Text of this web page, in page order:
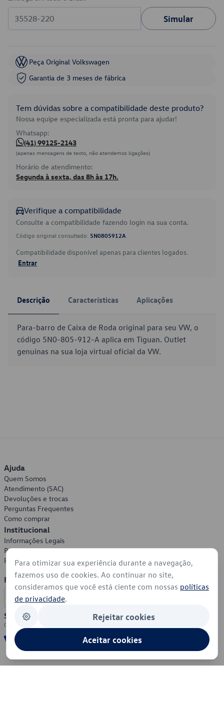
Simular
Peça Original Volkswagen
Garantia de 3 meses de fábrica
Tem dúvidas sobre a compatibilidade deste produto?
Nossa equipe especializada está pronta para ajudar!
Whatsapp:
(41) 99125-2143
(apenas mensagens de texto, não atendemos ligações)
Horário de atendimento:
Segunda à sexta, das 8h às 17h.
Verifique a compatibilidade
Consulte a compatibilidade fazendo login na sua conta.
Código original consultado: 5N0805912A
Compatibilidade disponível apenas para clientes logados.
Entrar
Descrição Características Aplicações
Para-barro de Caixa de Roda original para seu VW, o
código 5N0-805-912-A aplica em Tiguan. Outlet
genuínas na sua loja virtual oficial da VW.
Ajuda
Quem Somos
Atendimento (SAC)
Devoluções e trocas
Perguntas Frequentes
Como comprar
Institucional
Informações Legais
Política de Privacidade
Política de Cookies
Formas de Pagamento
Segurança
Para otimizar sua experiência durante a navegação,
fazemos uso de cookies. Ao continuar no site,
consideramos que você está ciente com nossas políticas
de privacidade.
Rejeitar cookies
Aceitar cookies